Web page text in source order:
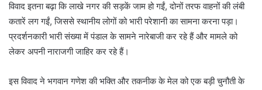
विवाद इतना बढ़ा कि लाखे नगर की सड़कें जाम हो गईं, दोनों तरफ वाहनों की लंबी
कतारें लग गईं, जिससे स्थानीय लोगों को भारी परेशानी का सामना करना पड़ा।
प्रदर्शनकारी भारी संख्या में पंडाल के सामने नारेबाजी कर रहे हैं और मामले को
लेकर अपनी नाराजगी जाहिर कर रहे हैं।
इस विवाद ने भगवान गणेश की भक्ति और तकनीक के मेल को एक बड़ी चुनौती के